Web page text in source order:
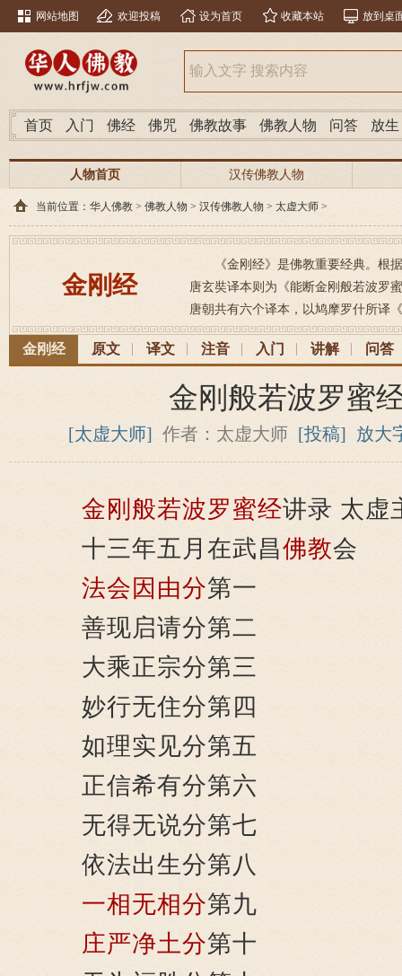
网站地图 欢迎投稿 设为首页 收藏本站 放到桌
首页 入门 佛经 佛咒 佛教故事 佛教人物 问答 放生
人物首页 汉传佛教人物
当前位置： 华人佛教 > 佛教人物 > 汉传佛教人物 > 太虚大师 >
金刚经
《金刚经》是佛教重要经典。根
唐玄奘译本则为《能断金刚般若波罗
唐朝共有六个译本，以鸠摩罗什所译
金刚经 原文 译文 注音 入门 讲解 问答
金刚般若波罗蜜
[太虚大师] 作者：太虚大师 [投稿] 放大
金刚般若波罗蜜经讲录 太虚
十三年五月在武昌佛教会
法会因由分第一
善现启请分第二
大乘正宗分第三
妙行无住分第四
如理实见分第五
正信希有分第六
无得无说分第七
依法出生分第八
一相无相分第九
庄严净土分第十